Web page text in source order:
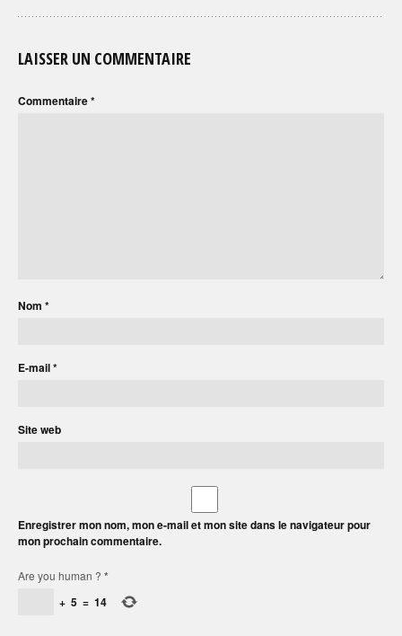
LAISSER UN COMMENTAIRE
Commentaire*
Nom *
E-mail*
Site web
Enregistrer mon nom, mon e-mail et mon site dans le navigateur pour
mon prochain commentaire.
Are you human ? *
+ 5 = 14